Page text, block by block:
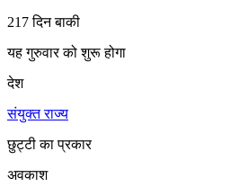
217 दिन बाकी
यह गुरुवार को शुरू होगा
देश
संयुक्त राज्य
छुट्टी का प्रकार
अवकाश